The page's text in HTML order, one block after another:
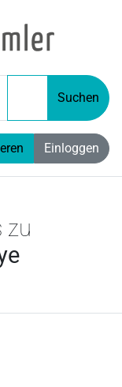
Suchen
Einloggen
zu